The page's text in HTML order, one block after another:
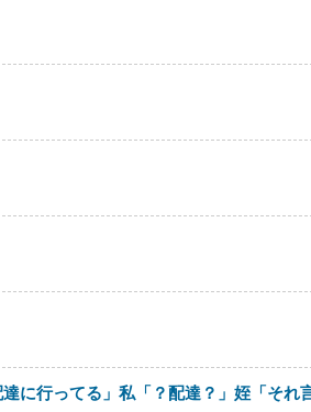
に行ってる」私「？配達？」姪「それ